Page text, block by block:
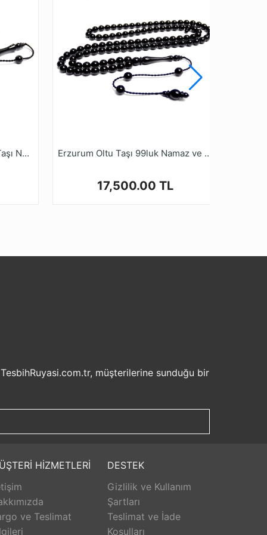
Tesbih Ruyasi Dijital
99 Dizi Hakiki Erzurum Oltu Taşı Namaz Tesbihi Erzurum Oltu Taşı 99luk Namaz ve Zikir Tesbihi - Günlük Kullanıma Uygundur
17,500.00 TL
müşterilerine sunduğu bir
deneyiminizi keyifli hale getirebilirsiniz.
ürünü beğenmez veya istediğiniz gibi
olmadan istediğiniz ürünü seçebilirsiniz.
sunar. Ürünlerle ilgili herhangi bir sorun
her aşamasında destek alabilirsiniz.
keyifli bir alışveriş yapabilirsiniz.
HİZMETLERİ
ve Teslimat
DESTEK
Gizlilik ve Kullanım
Şartları
Teslimat ve İade
Koşulları